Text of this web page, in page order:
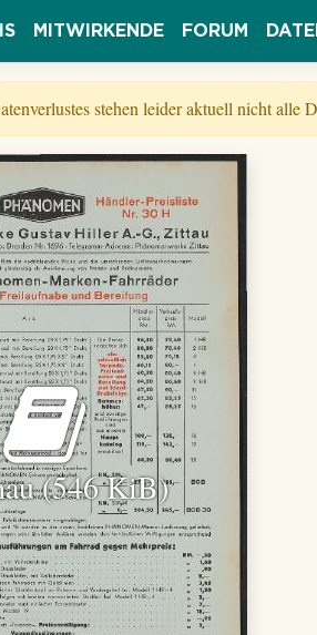
MITWIRKENDE FORUM
stehen leider aktuell nicht
(546 KiB)